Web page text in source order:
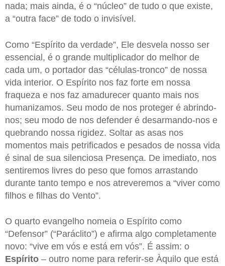
nada; mais ainda, é o “núcleo” de tudo o que existe,
a “outra face” de todo o invisível.
Como “Espírito da verdade”, Ele desvela nosso ser
essencial, é o grande multiplicador do melhor de
cada um, o portador das “células-tronco” de nossa
vida interior. O Espírito nos faz forte em nossa
fraqueza e nos faz amadurecer quanto mais nos
humanizamos. Seu modo de nos proteger é abrindo-
nos; seu modo de nos defender é desarmando-nos e
quebrando nossa rigidez. Soltar as asas nos
momentos mais petrificados e pesados de nossa vida
é sinal de sua silenciosa Presença. De imediato, nos
sentiremos livres do peso que fomos arrastando
durante tanto tempo e nos atreveremos a “viver como
filhos e filhas do Vento”.
O quarto evangelho nomeia o Espírito como
“Defensor” (“Paráclito”) e afirma algo completamente
novo: “vive em vós e está em vós”. É assim: o
Espírito – outro nome para referir-se Àquilo que está